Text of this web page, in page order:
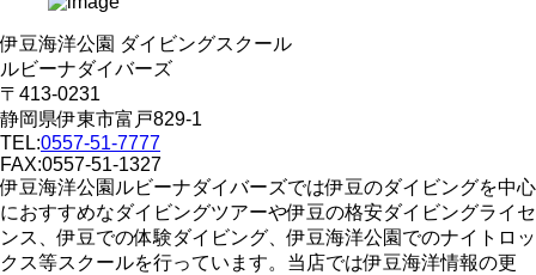
伊豆海洋公園 ダイビングスクール
ルビーナダイバーズ
〒413-0231
静岡県伊東市富戸829-1
TEL:0557-51-7777
FAX:0557-51-1327
伊豆海洋公園ルビーナダイバーズでは伊豆のダイビングを中心
におすすめなダイビングツアーや伊豆の格安ダイビングライセ
ンス、伊豆での体験ダイビング、伊豆海洋公園でのナイトロッ
クス等スクールを行っています。当店では伊豆海洋情報の更